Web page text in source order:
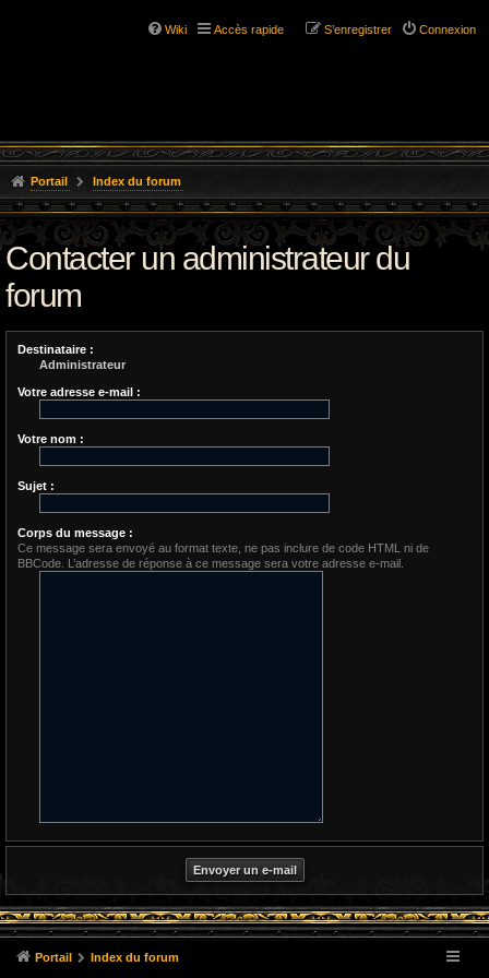
Wiki Accès rapide Connexion
S’enregistrer
Portail Index du forum
Contacter un administrateur du
forum
Destinataire :
Administrateur
Votre adresse e-mail :
Votre nom :
Sujet :
Corps du message :
Ce message sera envoyé au format texte, ne pas inclure de code HTML ni de
BBCode. L’adresse de réponse à ce message sera votre adresse e-mail.
Portail Index du forum